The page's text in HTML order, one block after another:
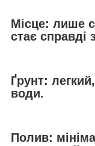
Місце: лише
стає справді
Ґрунт:
води.
Полив: